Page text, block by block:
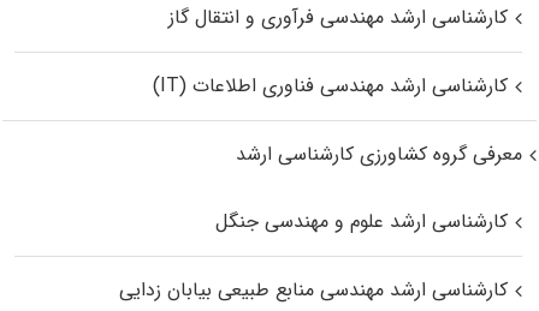
کارشناسی ارشد مهندسی فرآوری و انتقال گاز
کارشناسی ارشد مهندسی فناوری اطلاعات (IT)
معرفی گروه کشاورزی کارشناسی ارشد
کارشناسی ارشد علوم و مهندسی جنگل
کارشناسی ارشد مهندسی منابع طبیعی بیابان زدایی